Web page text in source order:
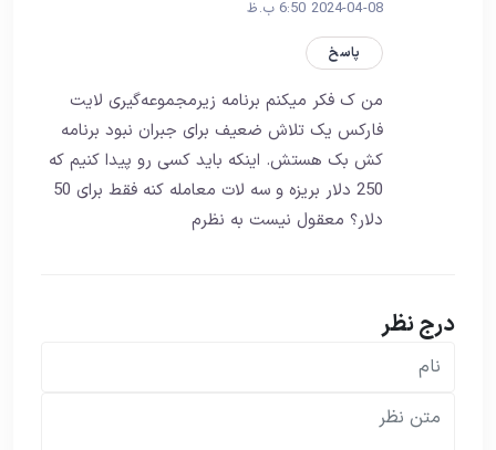
2024-04-08 6:50 ب.ظ
پاسخ
من ک فکر میکنم برنامه زیرمجموعه‌گیری لایت
فارکس یک تلاش ضعیف برای جبران نبود برنامه
کش‌ بک هستش. اینکه باید کسی رو پیدا کنیم که
250 دلار بریزه و سه لات معامله کنه فقط برای 50
دلار؟ معقول نیست به نظرم
درج نظر